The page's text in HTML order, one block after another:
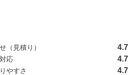
点中）
（見積り） 4.7
応 4.7
やすさ 4.7